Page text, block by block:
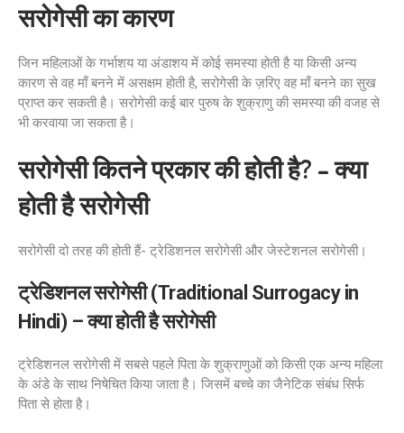
सरोगेसी का कारण
जिन महिलाओं के गर्भाशय या अंडाशय में कोई समस्या होती है या किसी अन्य
कारण से वह माँ बनने में असक्षम होती है, सरोगेसी के ज़रिए वह माँ बनने का सुख
प्राप्त कर सकती है। सरोगेसी कई बार पुरुष के शुक्राणु की समस्या की वजह से
भी करवाया जा सकता है।
सरोगेसी कितने प्रकार की होती है? – क्या
होती है सरोगेसी
सरोगेसी दो तरह की होती हैं- ट्रेडिशनल सरोगेसी और जेस्टेशनल सरोगेसी।
ट्रेडिशनल सरोगेसी (Traditional Surrogacy in
Hindi) – क्या होती है सरोगेसी
ट्रेडिशनल सरोगेसी में सबसे पहले पिता के शुक्राणुओं को किसी एक अन्य महिला
के अंडे के साथ निषेचित किया जाता है। जिसमें बच्चे का जैनेटिक संबंध सिर्फ
पिता से होता है।